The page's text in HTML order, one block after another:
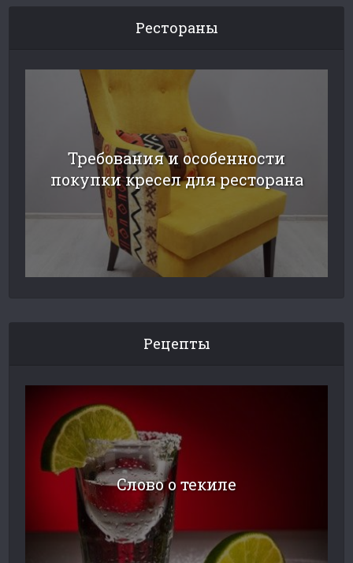
Рестораны
Требования и особенности
покупки кресел для ресторана
Рецепты
Слово о текиле